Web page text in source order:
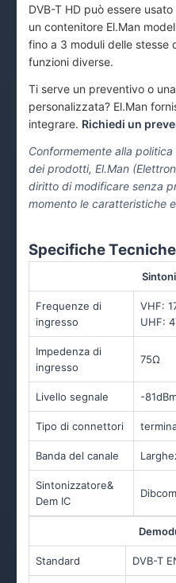
DVB-T HD può essere
un contenitore El.Man
fino a 3 moduli delle stesse
funzioni diverse.
Ti serve un preventivo o
personalizzata? El.Man
integrare. Richiedi un
Conformemente alla
dei prodotti, El.Man
diritto di modificare senza
momento le caratteristiche
Specifiche Tecniche
Frequenze di
ingresso
VHF:
UHF:
Impedenza di
ingresso
75Ω
Livello segnale -
Tipo di connettori
Banda del canale
Sintonizzatore&
Dem IC
Standard DVB-T